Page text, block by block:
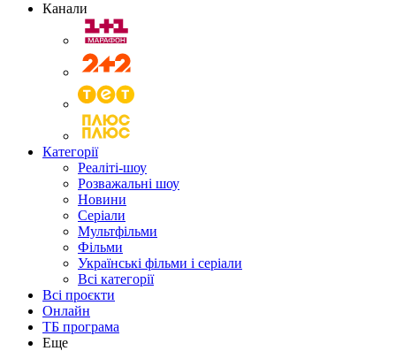
Канали
Категорії
Реаліті-шоу
Розважальні шоу
Новини
Серіали
Мультфільми
Фільми
Українські фільми і серіали
Всі категорії
Всі проєкти
Онлайн
ТБ програма
Еще